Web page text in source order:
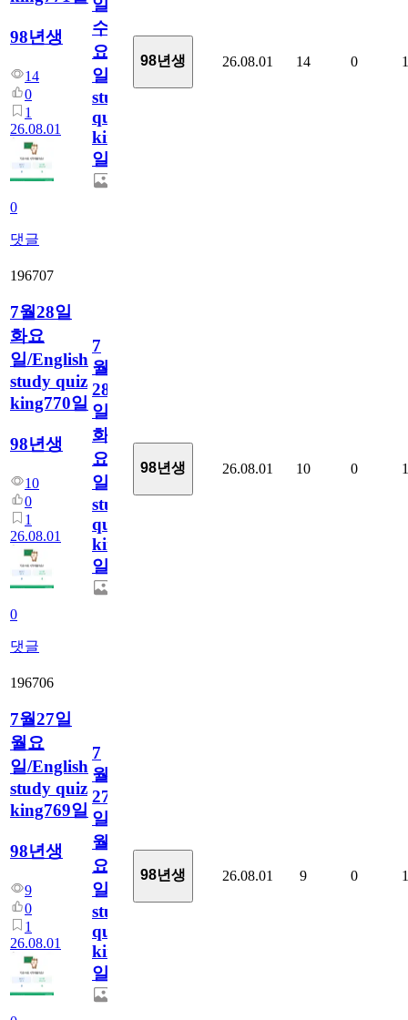
98년생
14
0
1
26.08.01
0
댓글
일
수
요
일/English
study
quiz
king771
일
98년생 26.08.01 14 0 1
196707
7월28일
화요
일/English
study quiz
king770일
98년생
10
0
1
26.08.01
0
댓글
7
월
28
일
화
요
일/English
study
quiz
king770
일
98년생 26.08.01 10 0 1
196706
7월27일
월요
일/English
study quiz
king769일
98년생
9
0
1
26.08.01
7
월
27
일
월
요
일/English
study
quiz
king769
일
98년생 26.08.01 9 0 1